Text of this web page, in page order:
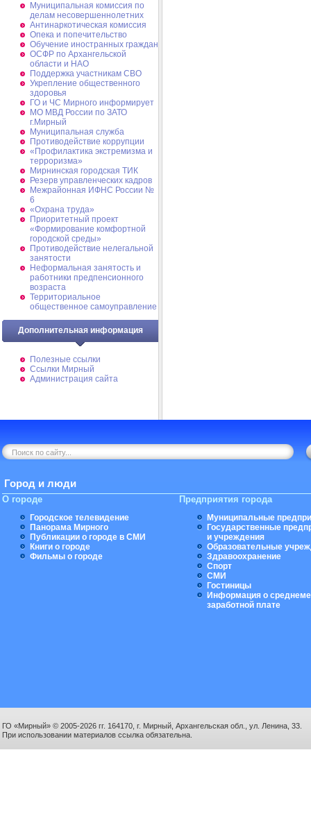
Муниципальная комиссия по
делам несовершеннолетних
Антинаркотическая комиссия
Опека и попечительство
Обучение иностранных граждан
ОСФР по Архангельской
области и НАО
Поддержка участникам СВО
Укрепление общественного
здоровья
ГО и ЧС Мирного информирует
МО МВД России по ЗАТО
г.Мирный
Муниципальная cлужба
Противодействие коррупции
«Профилактика экстремизма и
терроризма»
Мирнинская городская ТИК
Резерв управленческих кадров
Межрайонная ИФНС России №
6
«Охрана труда»
Приоритетный проект
«Формирование комфортной
городской среды»
Противодействие нелегальной
занятости
Неформальная занятость и
работники предпенсионного
возраста
Территориальное
общественное самоуправление
Дополнительная информация
Полезные ссылки
Ссылки Мирный
Администрация сайта
Город и люди
О городе
Городское телевидение
Панорама Мирного
Публикации о городе в СМИ
Книги о городе
Фильмы о городе
Предприятия города
Муниципальные
Государственные
и учреждения
Образовательные
Здравоохранение
Спорт
СМИ
Гостиницы
Информация о
заработной плате
ГО «Мирный» © 2005-2026 гг. 164170, г. Мирный, Архангельская обл., ул. Ленина, 33.
При использовании материалов ссылка обязательна.